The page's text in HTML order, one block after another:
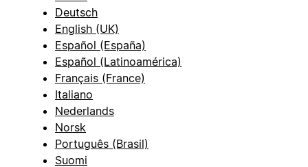
Deutsch
English (UK)
Español (España)
Español (Latinoamérica)
Français (France)
Italiano
Nederlands
Norsk
Português (Brasil)
Suomi